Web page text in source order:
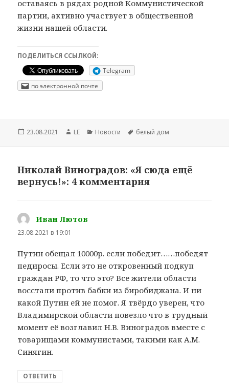
оставаясь в рядах родной Коммунистической
партии, активно участвует в общественной
жизни нашей области.
ПОДЕЛИТЬСЯ ССЫЛКОЙ:
Telegram
по электронной почте
Опубликовано
23.08.2021 Автор
LE Рубрики
Новости Метки
белый дом
Николай Виноградов: «Я сюда ещё
вернусь!»: 4 комментария
Иван Лютов
23.08.2021 в 19:01
Путин обещал 10000р. если победит……победят
педиросы. Если это не откровенный подкуп
граждан РФ, то что это? Все жители области
восстали против бабки из биробиджана. И ни
какой Путин ей не помог. Я твёрдо уверен, что
Владимирской области повезло что в трудный
момент её возглавил Н.В. Виноградов вместе с
товарищами коммунистами, такими как А.М.
Синягин.
ОТВЕТИТЬ